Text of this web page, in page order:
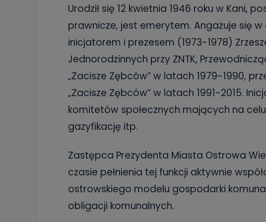
Urodził się 12 kwietnia 1946 roku w Kani,
prawnicze, jest emerytem. Angażuje się w
inicjatorem i prezesem (1973-1978)
Jednorodzinnych przy ZNTK,
„Zacisze Zębców” w latach 1979-1990,
„Zacisze Zębców” w latach 1991-2015.
komitetów społecznych mających na
gazyfikację itp.
Zastępca Prezydenta Miasta Ostrowa
czasie pełnienia tej funkcji aktywnie
ostrowskiego modelu gospodarki
obligacji komunalnych.